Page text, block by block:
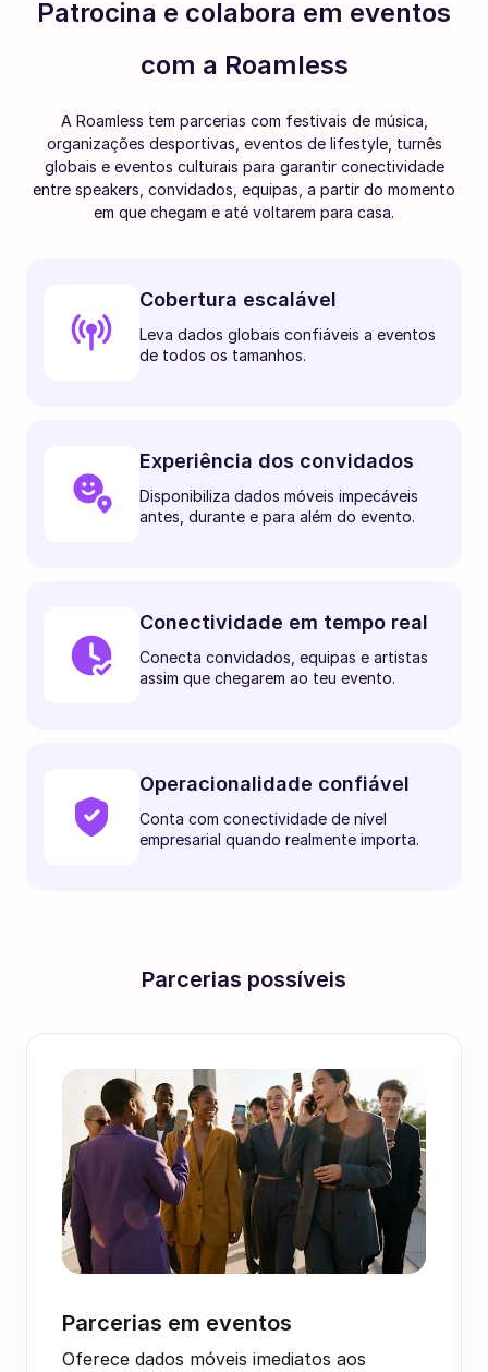
Patrocina e colabora em eventos
com a Roamless
A Roamless tem parcerias com festivais de música,
organizações desportivas, eventos de lifestyle, turnês
globais e eventos culturais para garantir conectividade
entre speakers, convidados, equipas, a partir do momento
em que chegam e até voltarem para casa.
Cobertura escalável
Leva dados globais confiáveis a eventos
de todos os tamanhos.
Experiência dos convidados
Disponibiliza dados móveis impecáveis
antes, durante e para além do evento.
Conectividade em tempo real
Conecta convidados, equipas e artistas
assim que chegarem ao teu evento.
Operacionalidade confiável
Conta com conectividade de nível
empresarial quando realmente importa.
Parcerias possíveis
Parcerias em eventos
Oferece dados móveis imediatos aos